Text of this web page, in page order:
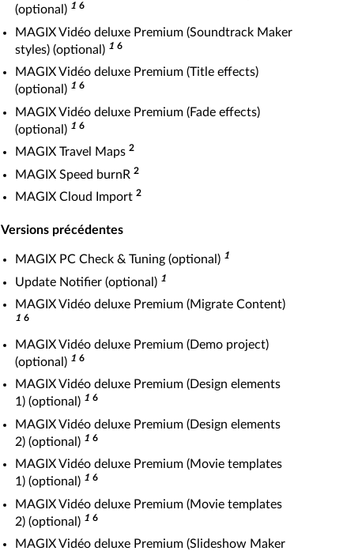
(optional) 1 6
MAGIX Vidéo deluxe Premium (Soundtrack Maker
styles) (optional) 1 6
MAGIX Vidéo deluxe Premium (Title effects)
(optional) 1 6
MAGIX Vidéo deluxe Premium (Fade effects)
(optional) 1 6
MAGIX Travel Maps 2
MAGIX Speed burnR 2
MAGIX Cloud Import 2
Versions précédentes
MAGIX PC Check & Tuning (optional) 1
Update Notifier (optional) 1
MAGIX Vidéo deluxe Premium (Migrate Content)
1 6
MAGIX Vidéo deluxe Premium (Demo project)
(optional) 1 6
MAGIX Vidéo deluxe Premium (Design elements
1) (optional) 1 6
MAGIX Vidéo deluxe Premium (Design elements
2) (optional) 1 6
MAGIX Vidéo deluxe Premium (Movie templates
1) (optional) 1 6
MAGIX Vidéo deluxe Premium (Movie templates
2) (optional) 1 6
MAGIX Vidéo deluxe Premium (Slideshow Maker